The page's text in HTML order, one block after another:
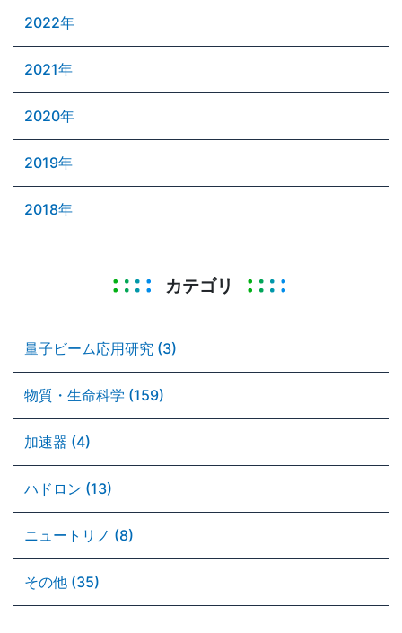
2022年
2021年
2020年
2019年
2018年
カテゴリ
量子ビーム応用研究 (3)
物質・生命科学 (159)
加速器 (4)
ハドロン (13)
ニュートリノ (8)
その他 (35)